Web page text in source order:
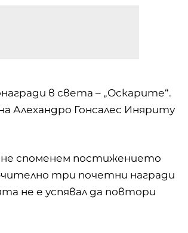
в света – „Оскарите“.
Алехандро Гонсалес Иняриту
не споменем постижението
три почетни награди
не е успявал да повтори